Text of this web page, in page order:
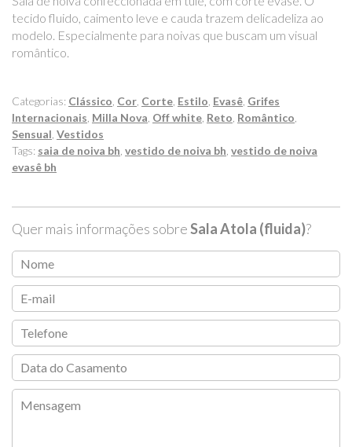
tecido fluido, caimento leve e cauda trazem delicadeliza ao
modelo. Especialmente para noivas que buscam um visual
romântico.
Categorias: Clássico Cor Corte Estilo Evasê Grifes
Internacionais Milla Nova Off white Reto Romântico
Sensual Vestidos
Tags: saia de noiva bh vestido de noiva bh vestido de noiva
evasê bh
Quer mais informações sobreSala Atola (fluida)?